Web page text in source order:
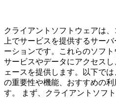
クライアントソフトウェアは
上でサービスを提供するサー
ーションです。これらのソフ
サービスやデータにアクセス
ェースを提供します。以下で
の重要性や機能、おすすめの
す。 まず、クライアントソフ